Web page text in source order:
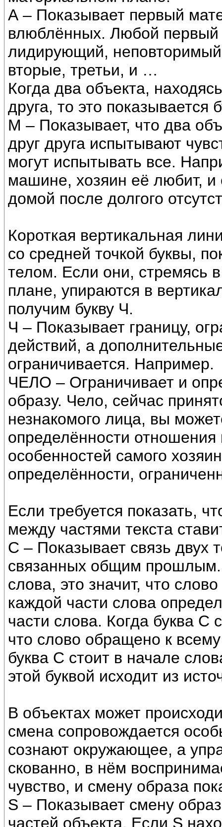
А – Показывает первый
влюблённых. Любой первый
лидирующий,
вторые, третьи, и …
Когда два объекта,
друга, то это показывается
М – Показывает, что два
друг друга испытывают
могут испытывать все.
машине, хозяин её любит,
домой после долгого
Короткая вертикальная
со средней точкой буквы,
телом. Если они, стремясь
плане, упираются в
получим букву Ч.
Ч – Показывает границу,
действий, а
ограничивается. Например.
ЧЕЛО – Ограничивает и
образу. Чело, сейчас
незнакомого лица, вы
определённости отношения
особенностей самого
определённости,
Если требуется показать,
между частями текста
С – Показывает связь двух
связанных общим прошлым.
слова, это значит, что
каждой части слова
части слова. Когда буква С
что слово обращено к
буква С стоит в начале
этой буквой исходит из
В объектах может
смена сопровождается
сознают окружающее, а
скованно, в нём
чувство, и смену образа
S – Показывает смену
частей объекта. Если S